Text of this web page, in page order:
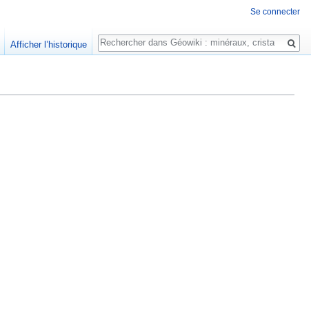
Se connecter
Afficher l’historique
Rechercher